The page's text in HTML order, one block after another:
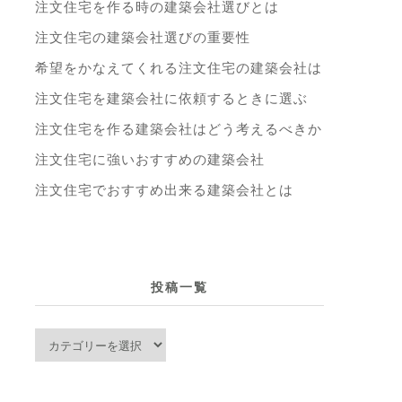
注文住宅を作る時の建築会社選びとは
注文住宅の建築会社選びの重要性
希望をかなえてくれる注文住宅の建築会社は
注文住宅を建築会社に依頼するときに選ぶ
注文住宅を作る建築会社はどう考えるべきか
注文住宅に強いおすすめの建築会社
注文住宅でおすすめ出来る建築会社とは
投稿一覧
稿